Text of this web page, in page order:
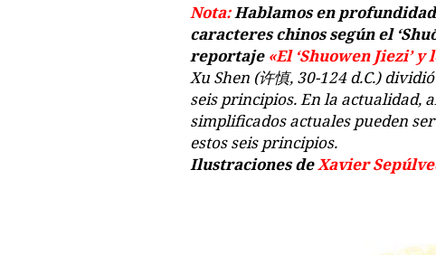
Nota:Hablamos en
caracteres chinos según el
reportaje «El ‘Shuowen Jiezi’
Xu Shen (许慎, 30-124 d.C.)
seis principios. En la actualidad,
simplificados actuales pueden
estos seis principios.
Ilustraciones deXavier